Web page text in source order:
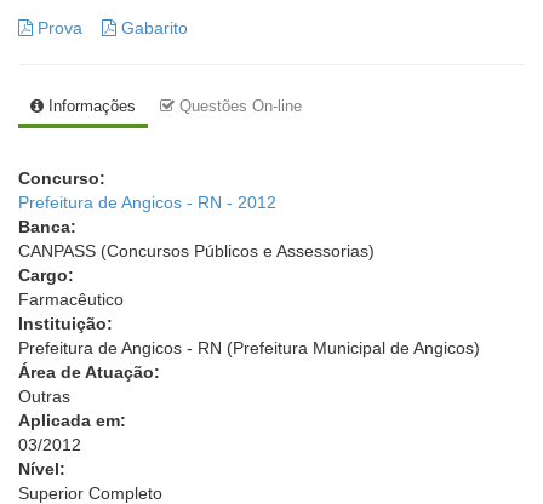
Prova Gabarito
Informações Questões On-line
Concurso:
Prefeitura de Angicos - RN - 2012
Banca:
CANPASS (Concursos Públicos e Assessorias)
Cargo:
Farmacêutico
Instituição:
Prefeitura de Angicos - RN (Prefeitura Municipal de Angicos)
Área de Atuação:
Outras
Aplicada em:
03/2012
Nível:
Superior Completo